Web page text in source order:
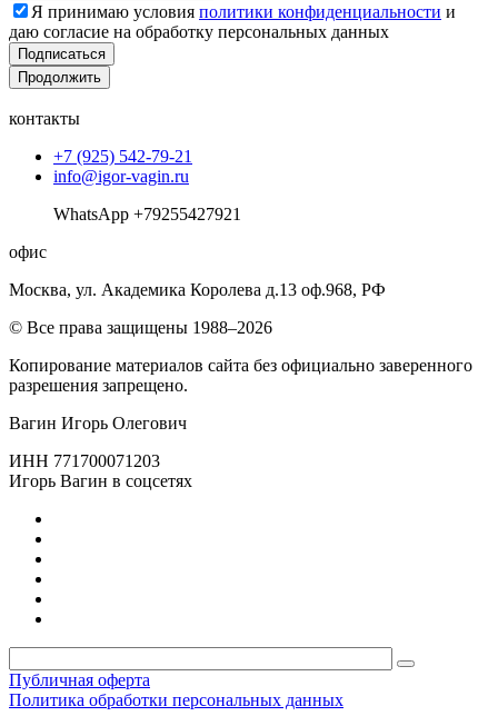
Я принимаю условия политики конфиденциальности и
даю согласие на обработку персональных данных
Подписаться
Продолжить
контакты
+7 (925) 542-79-21
info@igor-vagin.ru
WhatsApp +79255427921
офис
Москва, ул. Академика Королева д.13 оф.968, РФ
© Все права защищены 1988–2026
Копирование материалов сайта без официально заверенного
разрешения запрещено.
Вагин Игорь Олегович
ИНН 771700071203
Игорь Вагин в соцсетях
Публичная оферта
Политика обработки персональных данных